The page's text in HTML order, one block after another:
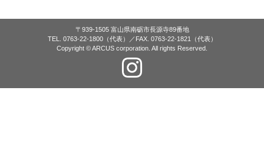
〒939-1505 富山県南砺市長源寺89番地
TEL. 0763-22-1800（代表）／FAX. 0763-22-1821（代表）
Copyright © ARCUS corporation. All rights Reserved.